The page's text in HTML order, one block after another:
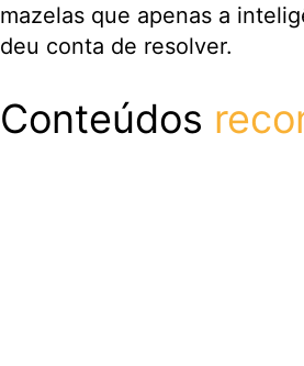
mazelas que apenas a
deu conta de resolver.
Conteúdos